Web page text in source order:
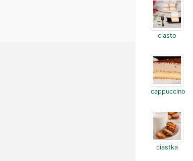
ciasto
cappuccino
ciastka